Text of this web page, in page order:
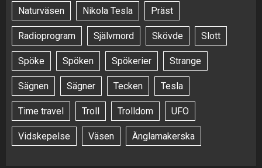
Naturväsen Nikola Tesla Präst
Radioprogram Självmord Skövde Slott
Spöke Spöken Spökerier Strange
Sägnen Sägner Tecken Tesla
Time travel Troll Trolldom UFO
Vidskepelse Väsen Änglamakerska